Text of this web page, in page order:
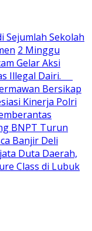
Sejumlah Sekolah
2 Minggu
Gelar Aksi
Illegal Dairi.
Bersikap
Kinerja Polri
BNPT Turun
Banjir Deli
Duta Daerah,
Class di Lubuk